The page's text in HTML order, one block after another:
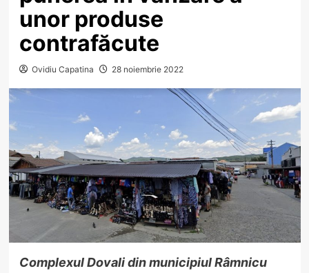
unor produse
contrafăcute
Ovidiu Capatina 28 noiembrie 2022
Complexul Dovali din municipiul Râmnicu